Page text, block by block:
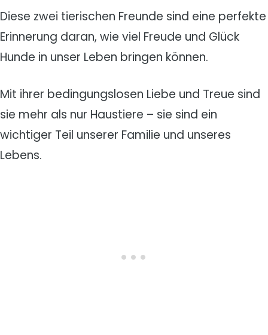
Diese zwei tierischen Freunde sind eine perfekte
Erinnerung daran, wie viel Freude und Glück
Hunde in unser Leben bringen können.
Mit ihrer bedingungslosen Liebe und Treue sind
sie mehr als nur Haustiere – sie sind ein
wichtiger Teil unserer Familie und unseres
Lebens.